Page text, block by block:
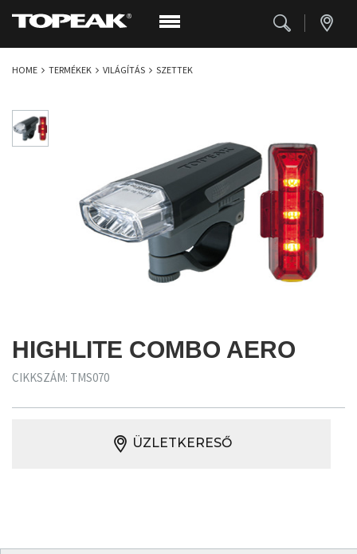
HOME TERMÉKEK VILÁGÍTÁS SZETTEK
HIGHLITE COMBO AERO
CIKKSZÁM: TMS070
ÜZLETKERESŐ